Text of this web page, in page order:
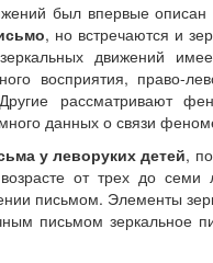
был впервые
, но встречаются и
движений
восприятия, право-
рассматривают
данных о связи
у леворуких детей,
от трех до семи
письмом. Элементы
письмом зеркальное